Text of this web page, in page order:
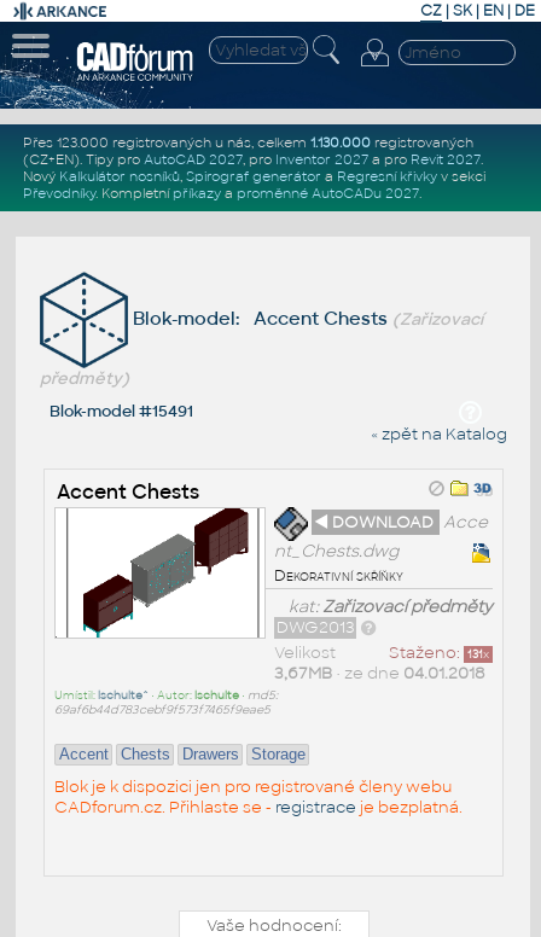
CZ | SK| EN | DE
Přes 123.000 registrovaných u nás, celkem 1.130.000registrovaných
(CZ+EN). Tipy pro AutoCAD 2027, pro Inventor 2027a pro Revit 2027.
Nový Kalkulátor nosníků, Spirograf generátor a Regresní křivkyv sekci
Převodníky. Kompletní příkazya proměnné AutoCADu 2027.
Blok-model: Accent Chests (Zařizovací
předměty)
Blok-model #15491
« zpět na Katalog
Accent Chests
◄ DOWNLOAD Acce
nt_Chests.dwg
Dekorativní skříňky
kat:Zařizovací předměty
DWG2013
Staženo: 131x
Velikost
3,67MB• ze dne 04.01.2018
Umístil: lschulte^ • Autor: lschulte• md5:
69af6b44d783cebf9f573f7465f9eae5
Accent Chests Drawers Storage
Blok je k dispozici jen pro registrované členy webu
CADforum.cz. Přihlaste se - registrace je bezplatná.
Vaše hodnocení: